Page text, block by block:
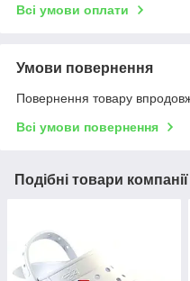
Всі умови оплати
Умови повернення
Повернення товару
Всі умови повернення
Подібні товари компанії